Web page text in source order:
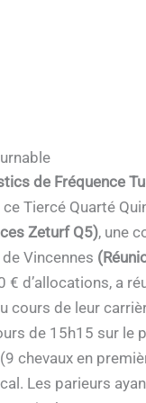
de Fréquence
Tiercé Quarté
Zeturf Q5), une
Vincennes
d’allocations, a
cours de leur
de 15h15 sur le
chevaux en
Les parieurs